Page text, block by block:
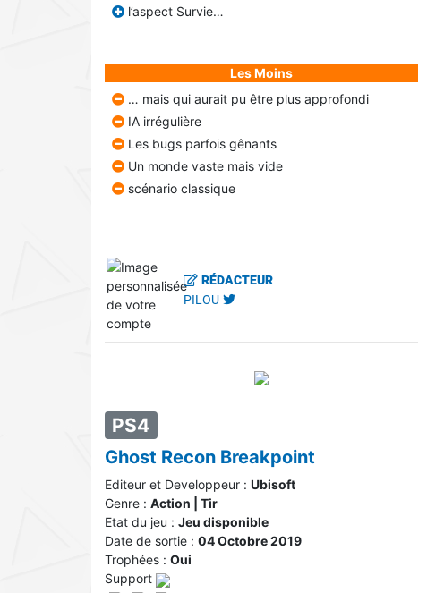
l’aspect Survie…
Les Moins
… mais qui aurait pu être plus approfondi
IA irrégulière
Les bugs parfois gênants
Un monde vaste mais vide
scénario classique
RÉDACTEUR
PILOU
PS4
Ghost Recon Breakpoint
Editeur et Developpeur : Ubisoft
Genre : Action | Tir
Etat du jeu : Jeu disponible
Date de sortie : 04 Octobre 2019
Trophées : Oui
Support